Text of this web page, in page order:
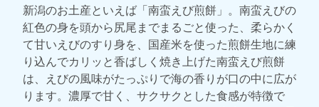
新潟のお土産といえば「南蛮えび煎餅」。南蛮えびの
紅色の身を頭から尻尾までまるごと使った、柔らかく
て甘いえびのすり身を、国産米を使った煎餅生地に練
り込んでカリッと香ばしく焼き上げた南蛮えび煎餅
は、えびの風味がたっぷりで海の香りが口の中に広が
ります。濃厚で甘く、サクサクとした食感が特徴で